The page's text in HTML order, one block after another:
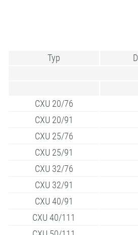
Typ
CXU 20/76
CXU 20/91
CXU 25/76
CXU 25/91
CXU 32/76
CXU 32/91
CXU 40/91
CXU 40/111